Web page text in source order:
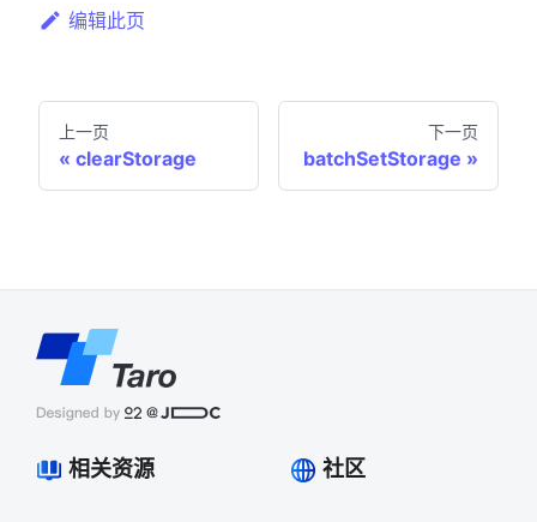
编辑此页
上一页
clearStorage
下一页
batchSetStorage
相关资源 社区